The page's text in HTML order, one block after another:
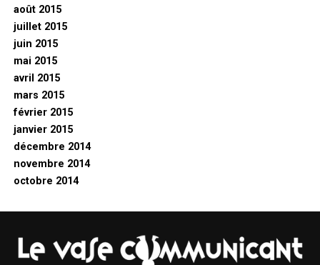
août 2015
juillet 2015
juin 2015
mai 2015
avril 2015
mars 2015
février 2015
janvier 2015
décembre 2014
novembre 2014
octobre 2014